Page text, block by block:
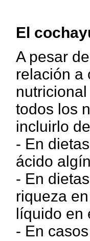
El
A pesar
relación a
todos los
incluirlo
- En
ácido
- En
riqueza
líquido en
- En